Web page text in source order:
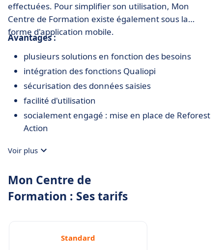
effectuées. Pour simplifier son utilisation, Mon
Centre de Formation existe également sous la
forme d'application mobile.
Avantages :
plusieurs solutions en fonction des besoins
intégration des fonctions Qualiopi
sécurisation des données saisies
facilité d'utilisation
socialement engagé : mise en place de Reforest
Action
Voir plus
Mon Centre de
Formation : Ses tarifs
Standard